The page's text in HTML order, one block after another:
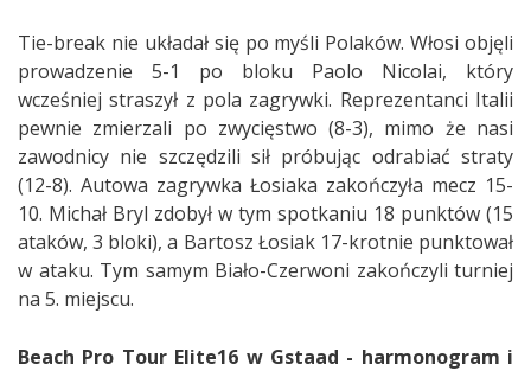
Tie-break nie układał się po myśli Polaków. Włosi objęli
prowadzenie 5-1 po bloku Paolo Nicolai, który
wcześniej straszył z pola zagrywki. Reprezentanci Italii
pewnie zmierzali po zwycięstwo (8-3), mimo że nasi
zawodnicy nie szczędzili sił próbując odrabiać straty
(12-8). Autowa zagrywka Łosiaka zakończyła mecz 15-
10. Michał Bryl zdobył w tym spotkaniu 18 punktów (15
ataków, 3 bloki), a Bartosz Łosiak 17-krotnie punktował
w ataku. Tym samym Biało-Czerwoni zakończyli turniej
na 5. miejscu.
Beach Pro Tour Elite16 w Gstaad - harmonogram i